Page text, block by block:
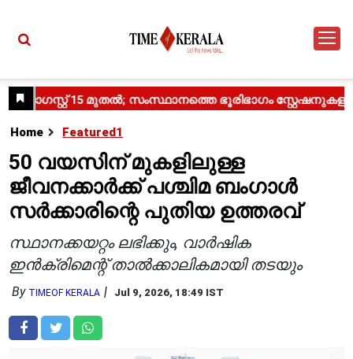
Home Featured1
50 വയസിന് മുകളിലുള്ള
ജീവനക്കാർക്ക് പശ്ചിമ ബംഗാൾ
സർക്കാരിന്റെ പുതിയ ഉത്തരവ്
സ്ഥാനക്കയറ്റം ലഭിക്കും, വാർഷിക
ഇൻക്രിമെന്റ് താൽക്കാലികമായി തടയും
By TIMEOF KERALA Jul 9, 2026, 18:49 IST